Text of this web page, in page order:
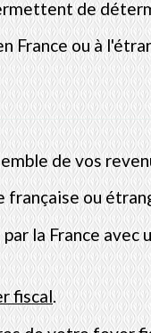
de
France ou à
de vos
française ou
la France
fiscal.